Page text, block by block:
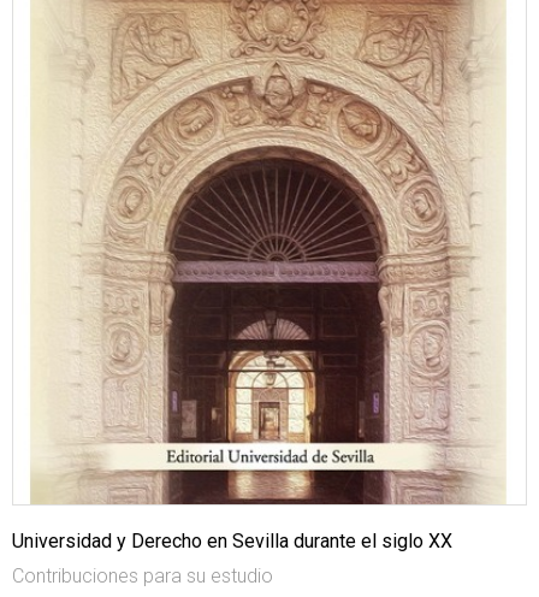
Universidad y Derecho en Sevilla durante el siglo XX
Contribuciones para su estudio